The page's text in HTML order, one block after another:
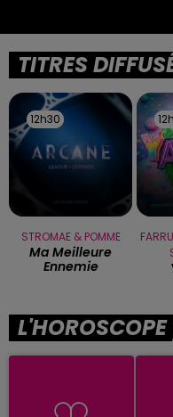
TITRES
12h30
12h30
STROMAE & POMME
Ma Meilleure
Ennemie
L'HOROSCOPE